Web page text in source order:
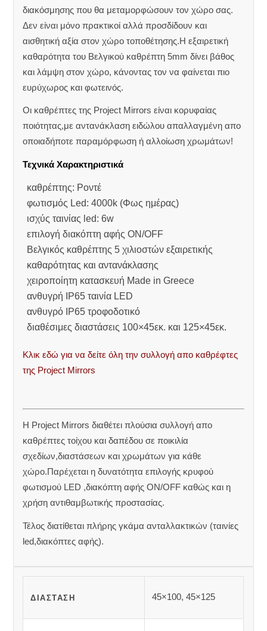
διακόσμησης που θα μεταμορφώσουν τον χώρο σας.
Δεν είναι μόνο πρακτικοί αλλά προσδίδουν και
αισθητική αξία στον χώρο τοποθέτησης.Η εξαιρετική
καθαρότητα του Βελγικού καθρέπτη 5mm δίνει βάθος
και λάμψη στον χώρο, κάνοντας τον να φαίνεται πιο
ευρύχωρος και φωτεινός.
Οι καθρέπτες της Project Mirrors είναι κορυφαίας
ποιότητας,με αντανάκλαση ειδώλου απαλλαγμένη απο
οποιαδήποτε παραμόρφωση ή αλλοίωση χρωμάτων!
Τεχνικά Χαρακτηριστικά
καθρέπτης: Ροντέ
φωτισμός Led: 4000k (Φως ημέρας)
ισχύς ταινίας led: 6w
επιλογή διακόπτη αφής ON/OFF
Βελγικός καθρέπτης 5 χιλιοστών εξαιρετικής
καθαρότητας και αντανάκλασης
χειροποίητη κατασκευή Made in Greece
ανθυγρή IP65 ταινία LED
ανθυγρό IP65 τροφοδοτικό
διαθέσιμες διαστάσεις 100×45εκ. και 125×45εκ.
Κλικ εδώ για να δείτε όλη την συλλογή απο καθρέφτες
της Project Mirrors
Η Project Mirrors διαθέτει πλούσια συλλογή απο
καθρέπτες τοίχου και δαπέδου σε ποικιλία
σχεδίων,διαστάσεων και χρωμάτων για κάθε
χώρο.Παρέχεται η δυνατότητα επιλογής κρυφού
φωτισμού LED ,διακόπτη αφής ON/OFF καθώς και η
χρήση αντιθαμβωτικής προστασίας.
Τέλος διατίθεται πλήρης γκάμα ανταλλακτικών (ταινίες
led,διακόπτες αφής).
ΔΙΆΣΤΑΣΗ 45×100, 45×125